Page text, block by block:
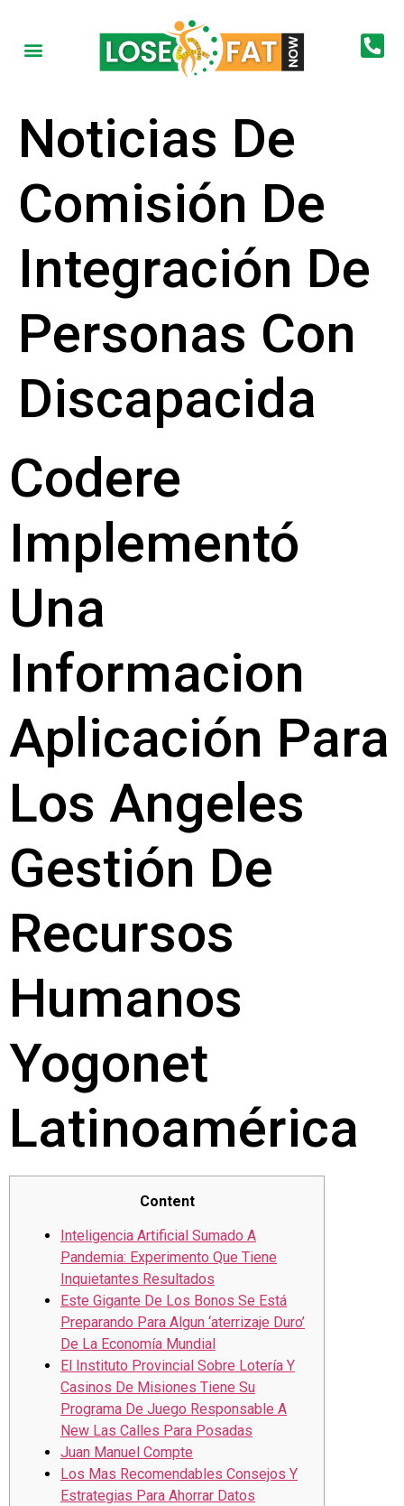
Noticias De
Comisión De
Integración De
Personas Con
Discapacida
Codere
Implementó
Una
Informacion
Aplicación Para
Los Angeles
Gestión De
Recursos
Humanos
Yogonet
Latinoamérica
Content
Inteligencia Artificial Sumado A
Pandemia: Experimento Que Tiene
Inquietantes Resultados
Este Gigante De Los Bonos Se Está
Preparando Para Algun ‘aterrizaje Duro’
De La Economía Mundial
El Instituto Provincial Sobre Lotería Y
Casinos De Misiones Tiene Su
Programa De Juego Responsable A
New Las Calles Para Posadas
Juan Manuel Compte
Los Mas Recomendables Consejos Y
Estrategias Para Ahorrar Datos